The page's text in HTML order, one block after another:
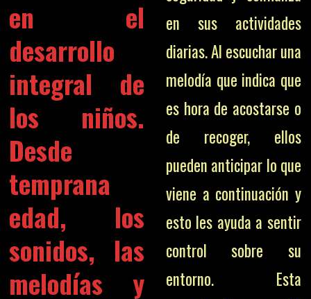
en el
desarrollo
integral de
los niños.
Desde
temprana
edad, los
sonidos, las
melodías y
en sus actividades
diarias. Al escuchar una
melodía que indica que
es hora de acostarse o
de recoger, ellos
pueden anticipar lo que
viene a continuación y
esto les ayuda a sentir
control sobre su
entorno. Esta